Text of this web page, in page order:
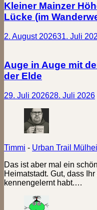
Kleiner Mainzer
Lücke (im
2. August 202631. Juli
Auge in Auge mit
der Elde
29. Juli 202628. Juli 2026
Timmi - Urban Trail
Das ist aber mal ein
Heimatstadt. Gut, dass
kennengelernt habt.…